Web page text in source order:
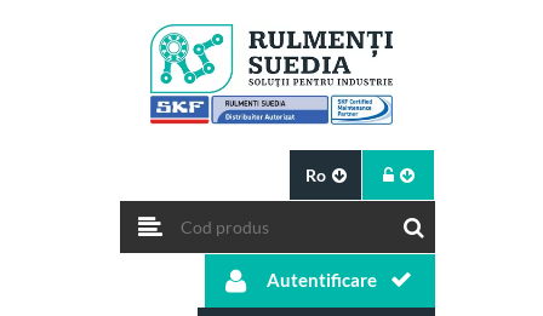
Ro
Autentificare